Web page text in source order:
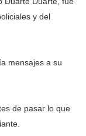
y del
mensajes a su
de pasar lo que